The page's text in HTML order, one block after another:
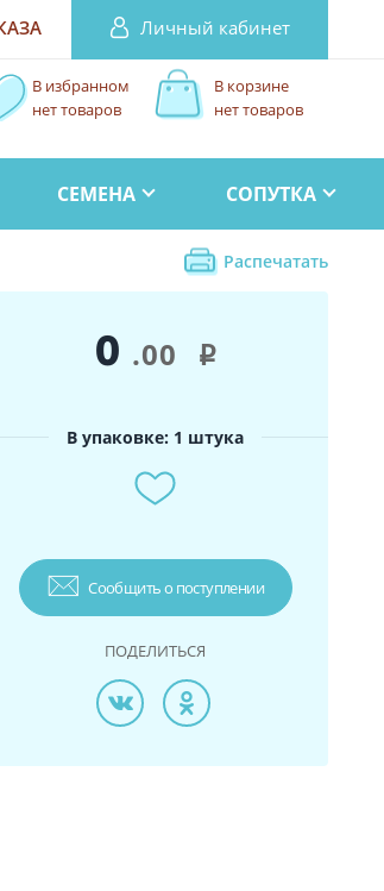
Личный кабинет
В корзине
нет товаров
В избранном
нет товаров
СЕМЕНА СОПУТКА
Распечатать
0 .00 i
В упаковке: 1 штука
Сообщить о поступлении
ПОДЕЛИТЬСЯ